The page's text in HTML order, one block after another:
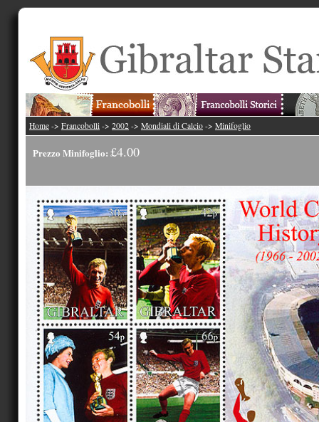
Home -> Francobolli -> 2002 -> Mondiali di Calcio -> Minifoglio
Prezzo Minifoglio: £4.00